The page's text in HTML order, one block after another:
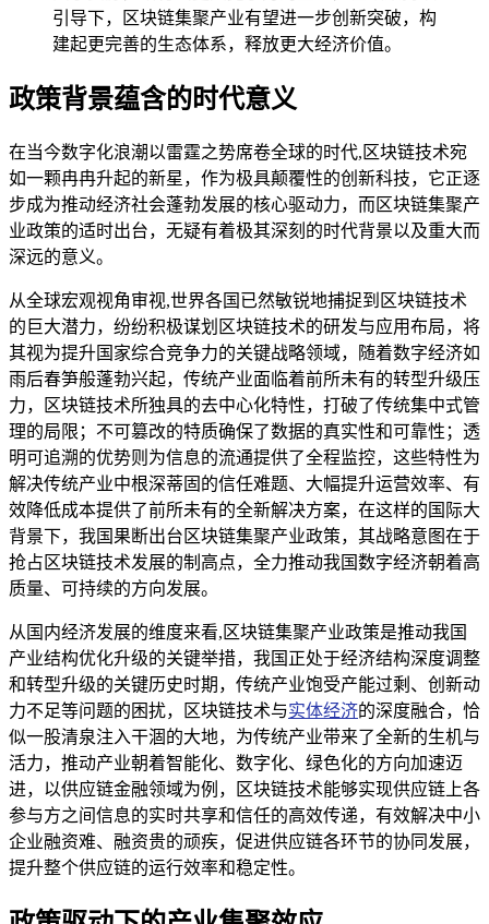
引导下，区块链集聚产业有望进一步创新突破，构
建起更完善的生态体系，释放更大经济价值。
政策背景蕴含的时代意义
在当今数字化浪潮以雷霆之势席卷全球的时代,区块链技术宛
如一颗冉冉升起的新星，作为极具颠覆性的创新科技，它正逐
步成为推动经济社会蓬勃发展的核心驱动力，而区块链集聚产
业政策的适时出台，无疑有着极其深刻的时代背景以及重大而
深远的意义。
从全球宏观视角审视,世界各国已然敏锐地捕捉到区块链技术
的巨大潜力，纷纷积极谋划区块链技术的研发与应用布局，将
其视为提升国家综合竞争力的关键战略领域，随着数字经济如
雨后春笋般蓬勃兴起，传统产业面临着前所未有的转型升级压
力，区块链技术所独具的去中心化特性，打破了传统集中式管
理的局限；不可篡改的特质确保了数据的真实性和可靠性；透
明可追溯的优势则为信息的流通提供了全程监控，这些特性为
解决传统产业中根深蒂固的信任难题、大幅提升运营效率、有
效降低成本提供了前所未有的全新解决方案，在这样的国际大
背景下，我国果断出台区块链集聚产业政策，其战略意图在于
抢占区块链技术发展的制高点，全力推动我国数字经济朝着高
质量、可持续的方向发展。
从国内经济发展的维度来看,区块链集聚产业政策是推动我国
产业结构优化升级的关键举措，我国正处于经济结构深度调整
和转型升级的关键历史时期，传统产业饱受产能过剩、创新动
力不足等问题的困扰，区块链技术与实体经济的深度融合，恰
似一股清泉注入干涸的大地，为传统产业带来了全新的生机与
活力，推动产业朝着智能化、数字化、绿色化的方向加速迈
进，以供应链金融领域为例，区块链技术能够实现供应链上各
参与方之间信息的实时共享和信任的高效传递，有效解决中小
企业融资难、融资贵的顽疾，促进供应链各环节的协同发展，
提升整个供应链的运行效率和稳定性。